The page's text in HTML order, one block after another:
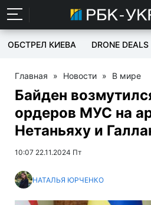
ОБСТРЕЛ КИЕВА DRONE DEALS
Главная » Новости » В мире
Байден
ордеров МУС на
Нетаньяху и
10:07 22.11.2024 Пт
НАТАЛЬЯ ЮРЧЕНКО